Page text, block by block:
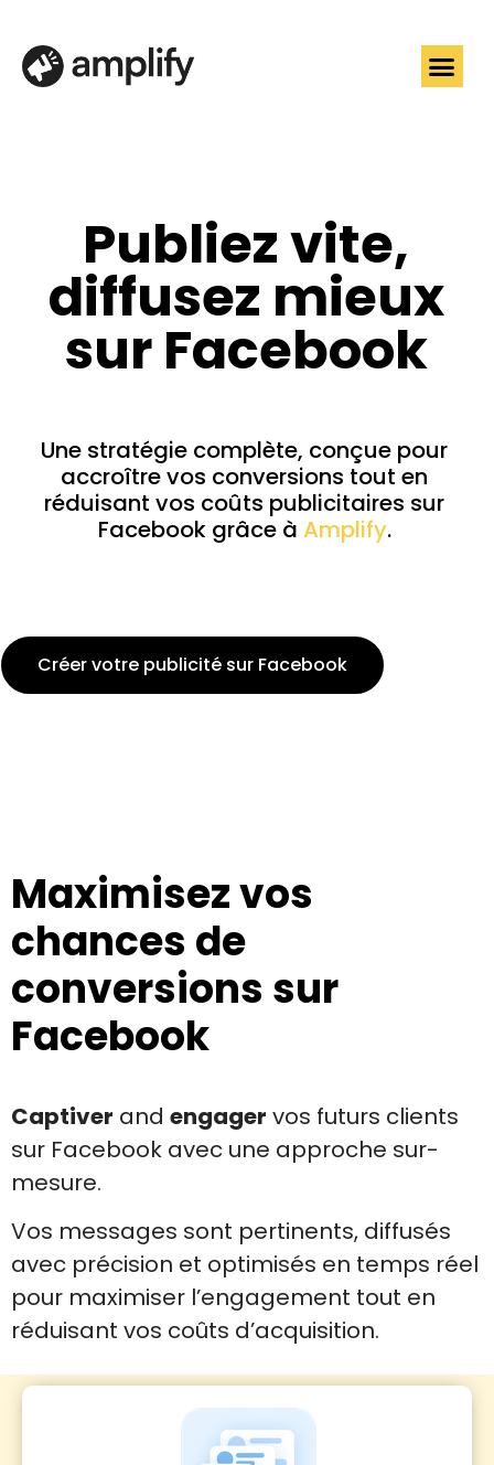
Publiez vite,
diffusez mieux
sur Facebook
Une stratégie complète, conçue pour
accroître vos conversions tout en
réduisant vos coûts publicitaires sur
Facebook grâce à Amplify.
Créer votre publicité sur Facebook
Maximisez vos
chances de
conversions sur
Facebook
Captiver and engager vos futurs clients
sur Facebook avec une approche sur-
mesure.
Vos messages sont pertinents, diffusés
avec précision et optimisés en temps réel
pour maximiser l’engagement tout en
réduisant vos coûts d’acquisition.